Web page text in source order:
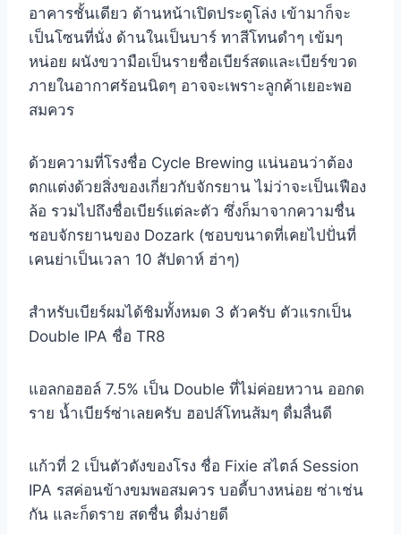
อาคารชั้นเดียว ด้านหน้าเปิดประตูโล่ง เข้ามาก็จะ
เป็นโซนที่นั่ง ด้านในเป็นบาร์ ทาสีโทนดำๆ เข้มๆ
หน่อย ผนังขวามือเป็นรายชื่อเบียร์สดและเบียร์ขวด
ภายในอากาศร้อนนิดๆ อาจจะเพราะลูกค้าเยอะพอ
สมควร
ด้วยความที่โรงชื่อ Cycle Brewing แน่นอนว่าต้อง
ตกแต่งด้วยสิ่งของเกี่ยวกับจักรยาน ไม่ว่าจะเป็นเฟือง
ล้อ รวมไปถึงชื่อเบียร์แต่ละตัว ซึ่งก็มาจากความชื่น
ชอบจักรยานของ Dozark (ชอบขนาดที่เคยไปปั่นที่
เคนย่าเป็นเวลา 10 สัปดาห์ ฮ่าๆ)
สำหรับเบียร์ผมได้ชิมทั้งหมด 3 ตัวครับ ตัวแรกเป็น
Double IPA ชื่อ TR8
แอลกอฮอล์ 7.5% เป็น Double ที่ไม่ค่อยหวาน ออกด
ราย น้ำเบียร์ซ่าเลยครับ ฮอปส์โทนส้มๆ ดื่มลื่นดี
แก้วที่ 2 เป็นตัวดังของโรง ชื่อ Fixie สไตล์ Session
IPA รสค่อนข้างขมพอสมควร บอดี้บางหน่อย ซ่าเช่น
กัน และก็ดราย สดชื่น ดื่มง่ายดี